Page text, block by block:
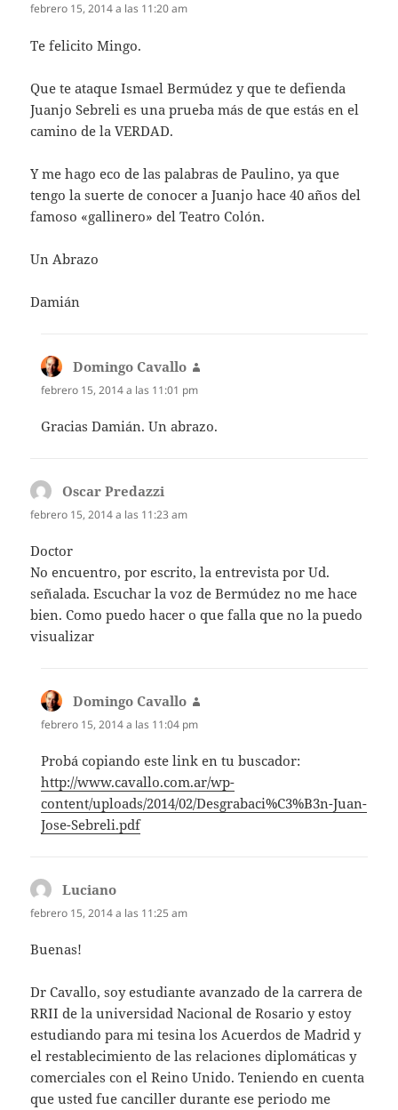
febrero 15, 2014 a las 11:20 am
Te felicito Mingo.
Que te ataque Ismael Bermúdez y que te defienda
Juanjo Sebreli es una prueba más de que estás en el
camino de la VERDAD.
Y me hago eco de las palabras de Paulino, ya que
tengo la suerte de conocer a Juanjo hace 40 años del
famoso «gallinero» del Teatro Colón.
Un Abrazo
Damián
Domingo Cavallo
febrero 15, 2014 a las 11:01 pm
Gracias Damián. Un abrazo.
Oscar Predazzi
febrero 15, 2014 a las 11:23 am
Doctor
No encuentro, por escrito, la entrevista por Ud.
señalada. Escuchar la voz de Bermúdez no me hace
bien. Como puedo hacer o que falla que no la puedo
visualizar
Domingo Cavallo
febrero 15, 2014 a las 11:04 pm
Probá copiando este link en tu buscador:
http://www.cavallo.com.ar/wp-
content/uploads/2014/02/Desgrabaci%C3%B3n-Juan-
Jose-Sebreli.pdf
Luciano
febrero 15, 2014 a las 11:25 am
Buenas!
Dr Cavallo, soy estudiante avanzado de la carrera de
RRII de la universidad Nacional de Rosario y estoy
estudiando para mi tesina los Acuerdos de Madrid y
el restablecimiento de las relaciones diplomáticas y
comerciales con el Reino Unido. Teniendo en cuenta
que usted fue canciller durante ese periodo me